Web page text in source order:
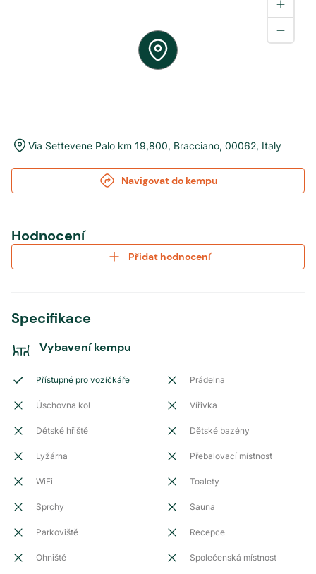
Via Settevene Palo km 19,800, Bracciano, 00062, Italy
Navigovat do kempu
Hodnocení
Přidat hodnocení
Specifikace
Vybavení kempu
Přístupné pro vozíčkáře Prádelna
Úschovna kol Vířivka
Dětské hřiště Dětské bazény
Lyžárna Přebalovací místnost
WiFi Toalety
Sprchy Sauna
Parkoviště Recepce
Ohniště Společenská místnost